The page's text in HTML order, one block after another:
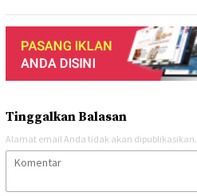
Tinggalkan Balasan
Alamat email Anda tidak akan dipublikasikan.